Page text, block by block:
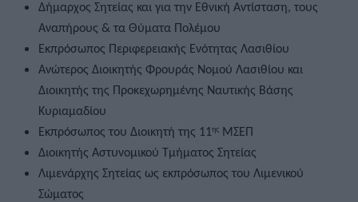
Δήμαρχος Σητείας και για την Εθνική Αντίσταση, τους
Αναπήρους & τα Θύματα Πολέμου
Εκπρόσωπος Περιφερειακής Ενότητας Λασιθίου
Ανώτερος Διοικητής Φρουράς Νομού Λασιθίου και
Διοικητής της Προκεχωρημένης Ναυτικής Βάσης
Κυριαμαδίου
Εκπρόσωπος του Διοικητή της 11ης
ΜΣΕΠ
Διοικητής Αστυνομικού Τμήματος Σητείας
Λιμενάρχης Σητείας ως εκπρόσωπος του Λιμενικού
Σώματος